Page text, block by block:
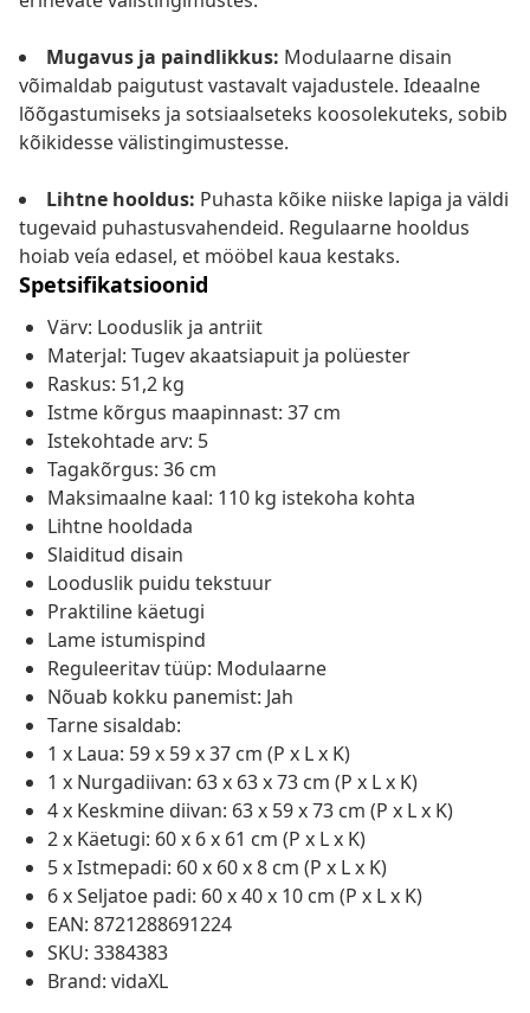
Mugavus ja paindlikkus: Modulaarne disain
võimaldab paigutust vastavalt vajadustele. Ideaalne
lõõgastumiseks ja sotsiaalseteks koosolekuteks, sobib
kõikidesse välistingimustesse.
Lihtne hooldus: Puhasta kõike niiske lapiga ja väldi
tugevaid puhastusvahendeid. Regulaarne hooldus
hoiab veía edasel, et mööbel kaua kestaks.
Spetsifikatsioonid
Värv: Looduslik ja antriit
Materjal: Tugev akaatsiapuit ja polüester
Raskus: 51,2 kg
Istme kõrgus maapinnast: 37 cm
Istekohtade arv: 5
Tagakõrgus: 36 cm
Maksimaalne kaal: 110 kg istekoha kohta
Lihtne hooldada
Slaiditud disain
Looduslik puidu tekstuur
Praktiline käetugi
Lame istumispind
Reguleeritav tüüp: Modulaarne
Nõuab kokku panemist: Jah
Tarne sisaldab:
1 x Laua: 59 x 59 x 37 cm (P x L x K)
1 x Nurgadiivan: 63 x 63 x 73 cm (P x L x K)
4 x Keskmine diivan: 63 x 59 x 73 cm (P x L x K)
2 x Käetugi: 60 x 6 x 61 cm (P x L x K)
5 x Istmepadi: 60 x 60 x 8 cm (P x L x K)
6 x Seljatoe padi: 60 x 40 x 10 cm (P x L x K)
EAN: 8721288691224
SKU: 3384383
Brand: vidaXL